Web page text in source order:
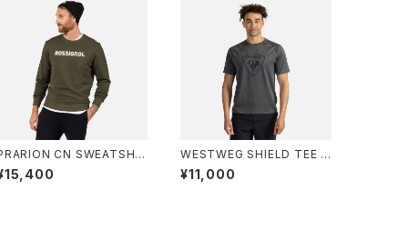
CN SWEATSHIR
- A01 OLIVE SHADOW
WESTWEG SHIELD TEE -
23N ONYX GREY
¥11,000